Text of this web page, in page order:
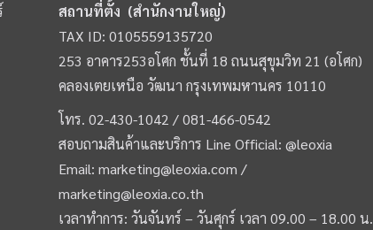
สถานที่ตั้ง (สำนักงานใหญ่)
TAX ID: 0105559135720
253 อาคาร253อโศก ชั้นที่ 18 ถนนสุขุมวิท 21 (อโศก)
คลองเตยเหนือ วัฒนา กรุงเทพมหานคร 10110
โทร.02-430-1042 /081-466-0542
สอบถามสินค้าและบริการ Line Official:@leoxia
Email:marketing@leoxia.com /
marketing@leoxia.co.th
เวลาทำการ: วันจันทร์ – วันศุกร์ เวลา 09.00 – 18.00 น.